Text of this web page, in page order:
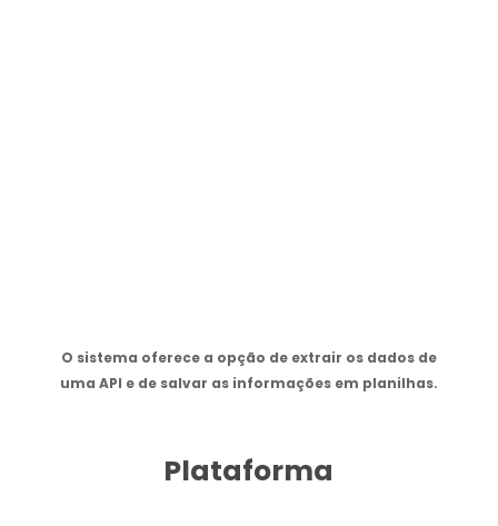
O sistema oferece a opção de extrair os dados de
uma API e de salvar as informações em planilhas.
Plataforma